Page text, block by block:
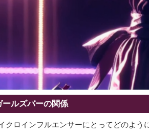
ルズバーの関係
クロインフルエンサーにとってどのよ